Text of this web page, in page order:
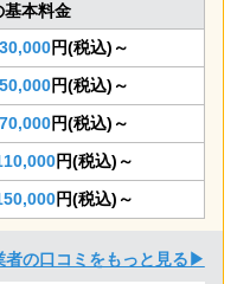
基本料金
30,000円(税込)～
50,000円(税込)～
70,000円(税込)～
円(税込)～
円(税込)～
者の口コミをもっと見る▶